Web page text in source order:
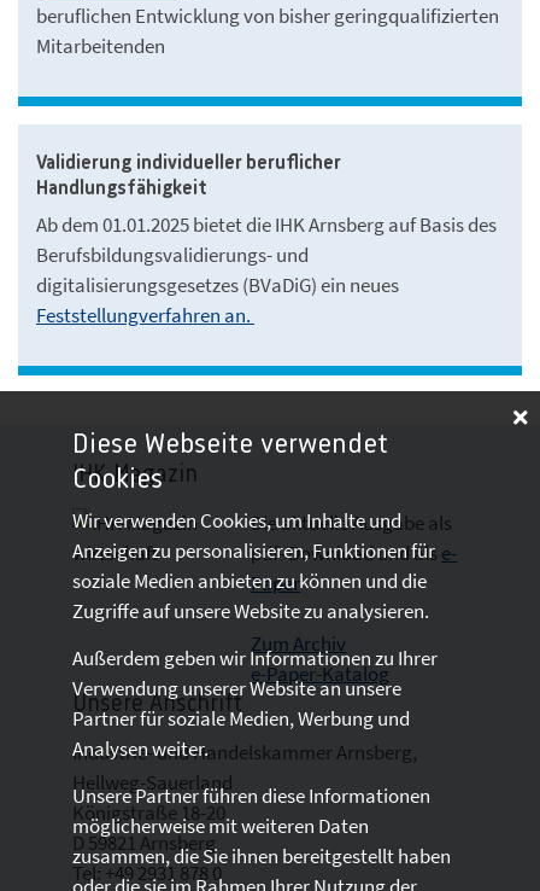
beruflichen Entwicklung von bisher geringqualifizierten
Mitarbeitenden
Validierung individueller beruflicher
Handlungsfähigkeit
Ab dem 01.01.2025 bietet die IHK Arnsberg auf Basis des
Berufsbildungsvalidierungs- und
digitalisierungsgesetzes (BVaDiG) ein neues
Feststellungverfahren an.
IHK-Magazin
Die aktuelle Ausgabe als
pdf- Downloadund als e-
Paper
Zum Archiv
e-Paper-Katalog
Unsere Anschrift
Industrie- und Handelskammer Arnsberg,
Hellweg-Sauerland
Königstraße 18-20
D 59821 Arnsberg
Tel: +49 2931 878 0
Diese Webseite verwendet
Cookies
Wir verwenden Cookies, um Inhalte und
Anzeigen zu personalisieren, Funktionen für
soziale Medien anbieten zu können und die
Zugriffe auf unsere Website zu analysieren.
Außerdem geben wir Informationen zu Ihrer
Verwendung unserer Website an unsere
Partner für soziale Medien, Werbung und
Analysen weiter.
Unsere Partner führen diese Informationen
möglicherweise mit weiteren Daten
zusammen, die Sie ihnen bereitgestellt haben